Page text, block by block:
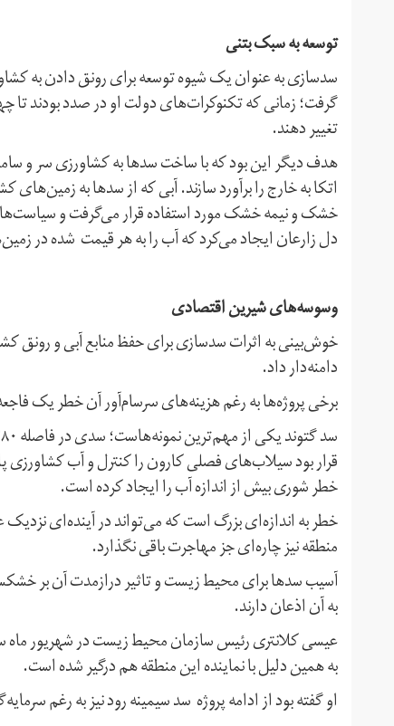
توسعه به سبک بتنی
سدسازی به عنوان یک شیوه توسعه برای رونق دادن به
گرفت؛ زمانی که تکنوکرات‌های دولت او در صدد بودند تا
تغییر دهند.
هدف دیگر این بود که با ساخت سدها به کشاورزی سر و
اتکا به خارج را برآورد سازند. آبی که از سدها به
خشک و نیمه خشک مورد استفاده قرار می‌گرفت و
دل زارعان ایجاد می‌کرد که آب را به هر قیمت شده در
وسوسه‌های شیرین اقتصادی
خوش‌بینی به اثرات سدسازی برای حفظ منابع آبی و رونق
دامنه‌دار داد.
برخی پروژه‌ها به رغم هزینه‌های سرسام‌آور آن خطر یک
قرار بود سیلاب‌های فصلی کارون را کنترل و آب کشاورزی
خطر شوری بیش از اندازه آب را ایجاد کرده‌ است.
خطر به اندازه‌ای بزرگ است که می‌تواند در آینده‌ای
منطقه نیز چاره‌ای جز مهاجرت باقی نگذارد.
آسیب‌ سدها برای محیط زیست و تاثیر درازمدت آن بر
به آن اذعان دارند.
به همین دلیل با نماینده این منطقه هم درگیر شده است.
او گفته بود از ادامه پروژه سد سیمینه‌ رود نیز به رغم سرمایه‌گذاری ۸۰ میلیاردی برای آن